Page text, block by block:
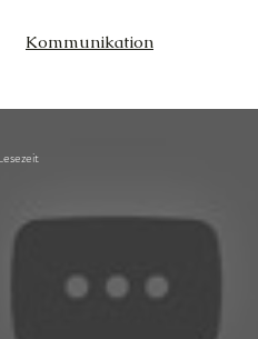
Kommunikation
Götter